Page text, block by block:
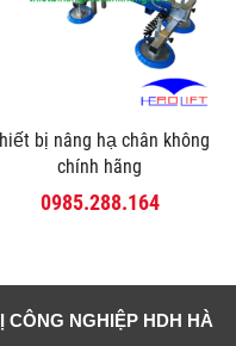
bị nâng hạ chân không
chính hãng
0985.288.164
CÔNG NGHIỆP HDH HÀ